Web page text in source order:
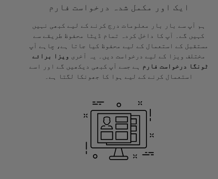
ایک اور مکمل شدہ درخواست فارم
ہم آپ سے بار بار معلومات درج کرنے کے لیے کبھی نہیں
کہیں گے۔ آپ کا داخل کردہ تمام ڈیٹا محفوظ طریقے سے
مستقبل کے استعمال کے لیے محفوظ کیا جاتا ہے، چاہے آپ
مختلف ویزا کے لیے درخواست دیں۔ یہ آخری ویزا برائے
ٹونگا درخواست فارم
ہے جسے آپ کبھی دیکھیں گے اور اسے
استعمال کرنے کے لیے ہوا کا جھونکا لگتا ہے۔